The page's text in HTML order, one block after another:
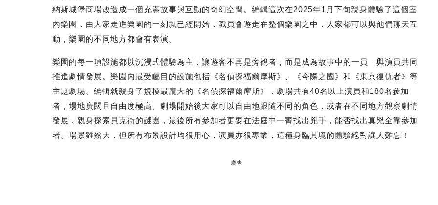
納斯城堡商場改造成一個充滿故事與互動的奇幻空間。編輯這次在2025年1月下旬親身體驗了這個室
內樂園，由大家走進樂園的一刻就已經開始，職員會遊走在整個樂園之中，大家都可以與他們聊天互
動，樂園的不同地方都會有表演。
樂園的每一項設施都以沉浸式體驗為主，讓遊客不再是旁觀者，而是成為故事中的一員，與演員共同
推進劇情發展。樂園內最受矚目的設施包括《名偵探福爾摩斯》、《今際之國》和《東京復仇者》等
主題劇場。編輯就親身了規模最龐大的《名偵探福爾摩斯》，劇場共有40名以上演員和180名參加
者，場地廣闊且自由度極高。劇場開始後大家可以自由地跟隨不同的角色，或者在不同地方觀察劇情
發展，親身探索貝克街的謎團，最後所有參加者更要在法庭中一齊找出兇手，能否找出真兇全靠參加
者。場景雖然大，但所有布景設計均很用心，演員亦很專業，這種身臨其境的體驗絕對讓人難忘！
廣告